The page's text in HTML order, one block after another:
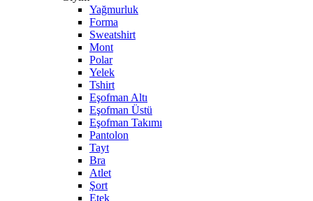
Yağmurluk
Forma
Sweatshirt
Mont
Polar
Yelek
Tshirt
Eşofman Altı
Eşofman Üstü
Eşofman Takımı
Pantolon
Tayt
Bra
Atlet
Şort
Etek